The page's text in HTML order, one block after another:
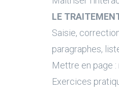
LE
Saisie,
paragraphes,
Mettre en page :
Exercices